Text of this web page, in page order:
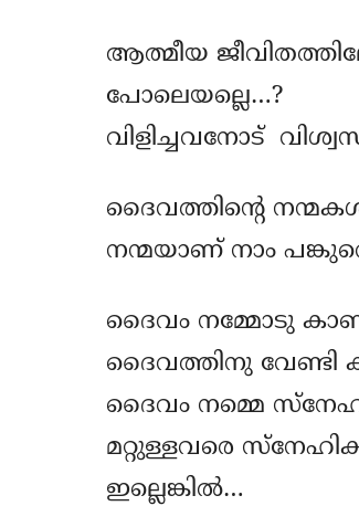
ആത്മീയ
പോലെയല്ലെ…?
വിളിച്ചവനോട്
ദൈവത്തിന്റെ
നന്മയാണ് നാം
ദൈവം നമ്മോടു
ദൈവത്തിനു വേണ്ടി
ദൈവം നമ്മെ
മറ്റുള്ളവരെ
ഇല്ലെങ്കിൽ…